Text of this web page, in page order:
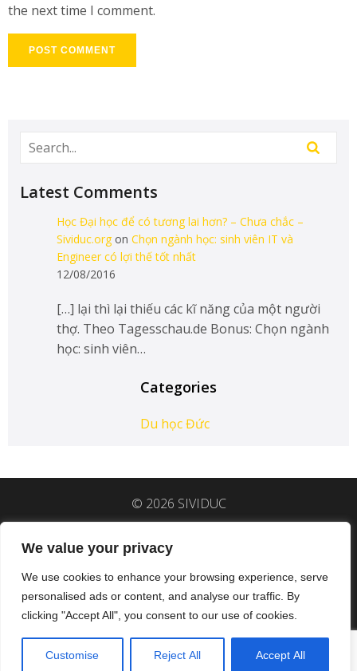
We value your privacy
We use cookies to enhance your browsing experience, serve
personalised ads or content, and analyse our traffic. By
clicking "Accept All", you consent to our use of cookies.
Customise Reject All Accept All
the next time I comment.
Latest Comments
Học Đại học để có tương lai hơn? – Chưa chắc –
Sividuc.orgon Chọn ngành học: sinh viên IT và
Engineer có lợi thế tốt nhất
12/08/2016
[…] lại thì lại thiếu các kĩ năng của một người
thợ. Theo Tagesschau.de Bonus: Chọn ngành
học: sinh viên…
Categories
Du học Đức
© 2026 SIVIDUC
fb.sividuc.org/|ig.sividuc.org/|
linkedin.sividuc.org/|tiktok.sividuc.org/
Impressum Datenschutzerklärung
VI